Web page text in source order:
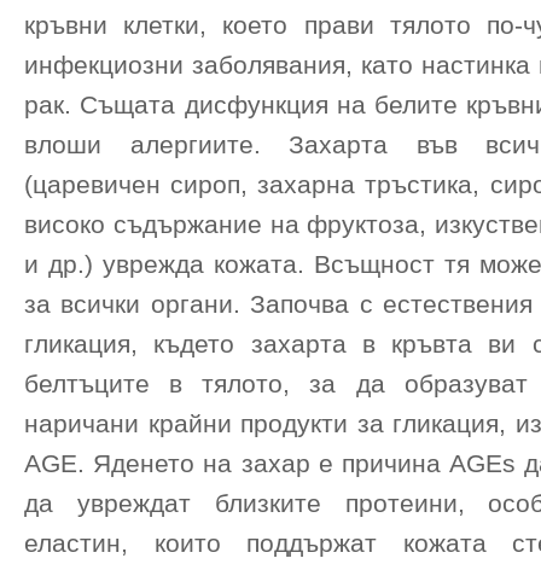
кръвни клетки, което прави тялото по-
инфекциозни заболявания, като настинка
рак. Същата дисфункция на белите
влоши алергиите. Захарта във
(царевичен сироп, захарна тръстика,
високо съдържание на фруктоза,
и др.) уврежда кожата. Всъщност тя
за всички органи. Започва с
гликация, където захарта в кръвта ви
белтъците в тялото, за да образуват
наричани крайни продукти за гликация,
AGE. Яденето на захар е причина AGEs
да увреждат близките протеини,
еластин, които поддържат кожата